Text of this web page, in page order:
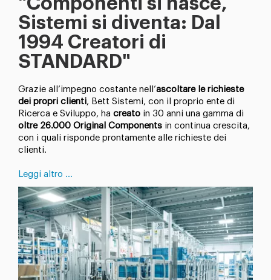
Sistemi si diventa: Dal
1994 Creatori di
STANDARD"
Grazie all’impegno costante nell’ascoltare le richieste
dei propri clienti, Bett Sistemi, con il proprio ente di
Ricerca e Sviluppo, ha creato in 30 anni una gamma di
oltre 26.000 Original Components in continua crescita,
con i quali risponde prontamente alle richieste dei
clienti.
Leggi altro ...